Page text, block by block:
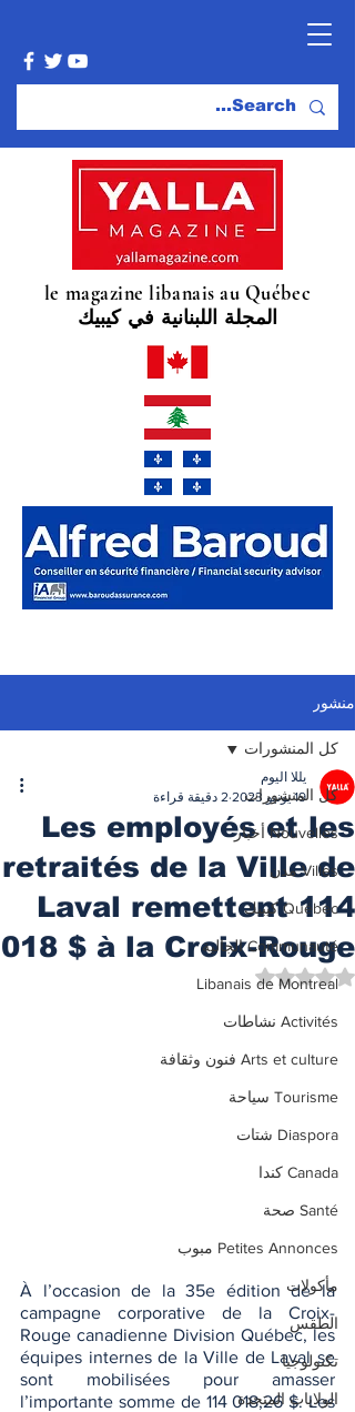
le magazine libanais au Québec
المجلة اللبنانية في كيبيك
منشور
كل المنشورات
Nouvelles أخبار
Villes مدن
Québec كيبيك
Communauté الجالية
Libanais de Montreal
Activités نشاطات
Arts et culture فنون وثقافة
Tourisme سياحة
Diaspora شتات
Canada كندا
Santé صحة
Petites Annonces مبوب
مأكولات
الطقس
تكنولوجيا
الولايات المتحدة
كل المنشورات
Les employés et les
retraités de la Ville de
Laval remettent 114
018 $ à la Croix-Rouge
يللا اليوم
19 يونيو 2023
2 دقيقة قراءة
تم التقييم بـ ليس رقمًا من أصل 5 نجوم.
À l’occasion de la 35e édition de la
campagne corporative de la Croix-
Rouge canadienne Division Québec, les
équipes internes de la Ville de Laval se
sont mobilisées pour amasser
l’importante somme de 114 018,26 $. Les